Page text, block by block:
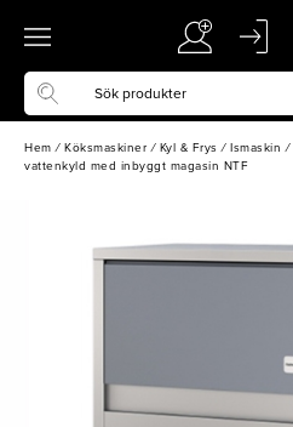
Hem / Köksmaskiner / Kyl & Frys / Ismaskin /
vattenkyld med inbyggt magasin NTF